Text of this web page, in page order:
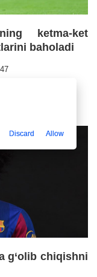
ketma-ket
baholadi
47
g‘olib chiqishni
Discard Allow